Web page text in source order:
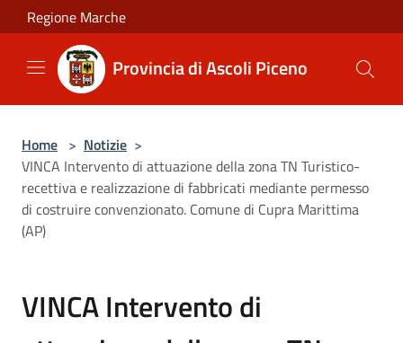
Salta al contenuto principale
Regione Marche
Provincia di Ascoli Piceno
Home > Notizie >
VINCA Intervento di attuazione della zona TN Turistico-
recettiva e realizzazione di fabbricati mediante permesso
di costruire convenzionato. Comune di Cupra Marittima
(AP)
VINCA Intervento di